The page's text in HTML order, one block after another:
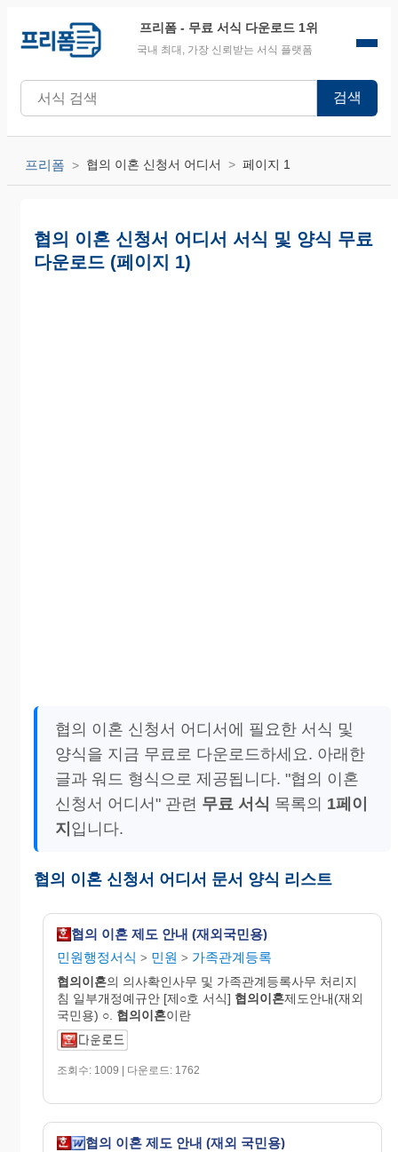
프리폼 - 무료 서식 다운로드 1위
국내 최대, 가장 신뢰받는 서식 플랫폼
검색
프리폼 협의 이혼 신청서 어디서 페이지 1
협의 이혼 신청서 어디서 서식 및 양식 무료
다운로드 (페이지 1)
협의 이혼 신청서 어디서에 필요한 서식 및
양식을 지금 무료로 다운로드하세요. 아래한
글과 워드 형식으로 제공됩니다. "협의 이혼
신청서 어디서" 관련 무료 서식 목록의 1페이
지 입니다.
협의 이혼 신청서 어디서 문서 양식 리스트
협의 이혼 제도 안내 (재외국민용)
민원행정서식 > 민원 > 가족관계등록
협의이혼의 의사확인사무 및 가족관계등록사무 처리지
침 일부개정예규안 [제○호 서식] 협의이혼제도안내(재외
국민용) ○. 협의이혼이란
조회수: 1009 | 다운로드: 1762
협의 이혼 제도 안내 (재외 국민용)